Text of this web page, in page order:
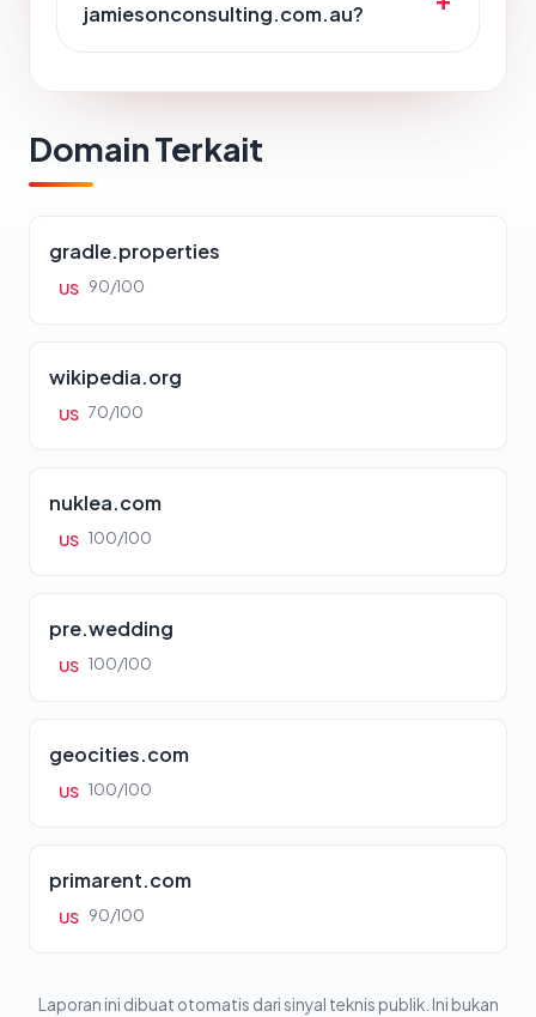
jamiesonconsulting.com.au?
Domain Terkait
gradle.properties
US 90/100
wikipedia.org
US 70/100
nuklea.com
US 100/100
pre.wedding
US 100/100
geocities.com
US 100/100
primarent.com
US 90/100
Laporan ini dibuat otomatis dari sinyal teknis publik. Ini bukan